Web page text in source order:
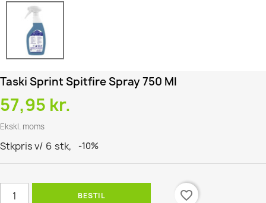
Taski Sprint Spitfire Spray 750 Ml
57,95 kr.
Ekskl. moms
Stkpris v/ 6 stk, -10%
BESTIL favorite_border